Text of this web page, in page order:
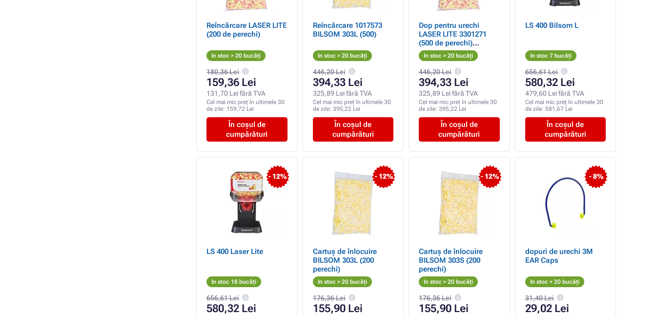
Reîncărcare LASER LITE
(200 de perechi)
In stoc > 20 bucăți
180,36 Lei
159,36 Lei
131,70 Lei fără TVA
Cel mai mic preț în ultimele 30
de zile: 159,72 Lei
În coșul de
cumpărături
Reîncărcare 1017573
BILSOM 303L (500)
In stoc > 20 bucăți
446,20 Lei
394,33 Lei
325,89 Lei fără TVA
Cel mai mic preț în ultimele 30
de zile: 395,22 Lei
În coșul de
cumpărături
Dop pentru urechi
LASER LITE 3301271
(500 de perechi)
reumplere
In stoc > 20 bucăți
446,20 Lei
394,33 Lei
325,89 Lei fără TVA
Cel mai mic preț în ultimele 30
de zile: 395,22 Lei
În coșul de
cumpărături
LS 400 Bilsom L
In stoc 7 bucăți
656,61 Lei
580,32 Lei
479,60 Lei fără TVA
Cel mai mic preț în ultimele 30
de zile: 581,67 Lei
În coșul de
cumpărături
- 12%
LS 400 Laser Lite
In stoc 18 bucăți
656,61 Lei
580,32 Lei
- 12%
Cartuș de înlocuire
BILSOM 303L (200
perechi)
In stoc > 20 bucăți
176,36 Lei
155,90 Lei
- 12%
Cartuș de înlocuire
BILSOM 303S (200
perechi)
In stoc > 20 bucăți
176,36 Lei
155,90 Lei
- 8%
dopuri de urechi 3M
EAR Caps
In stoc > 20 bucăți
31,40 Lei
29,02 Lei